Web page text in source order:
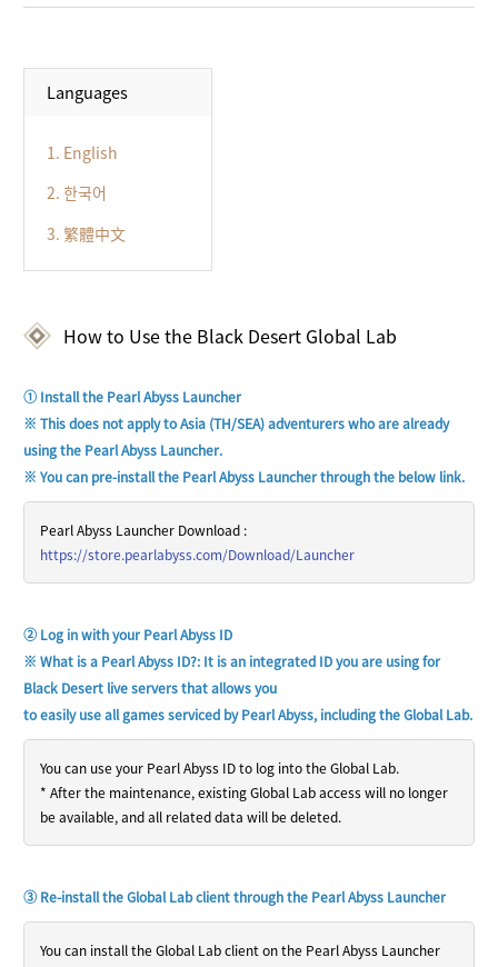
Languages
1. English
2. 한국어
3. 繁體中文
How to Use the Black Desert Global Lab
① Install the Pearl Abyss Launcher
※ Thisdoes notapplytoAsia (TH/SEA) adventurerswhoarealready
usingthe PearlAbyss Launcher.
※ Youcan pre-installthe PearlAbyss Launcherthroughthe below link.
Pearl Abyss Launcher Download :
https://store.pearlabyss.com/Download/Launcher
② Log in with your Pearl Abyss ID
※ What is a Pearl Abyss ID?: It is an integrated ID you are using for
Black Desert live serversthat allows you
to easily use all games serviced by Pearl Abyss, including the Global Lab.
You can use your Pearl Abyss ID to log into the Global Lab.
* After the maintenance, existing Global Lab access will no longer
be available, and all related data will be deleted.
③ Re-install the Global Lab client through the Pearl Abyss Launcher
You can install the Global Lab client on the Pearl Abyss Launcher